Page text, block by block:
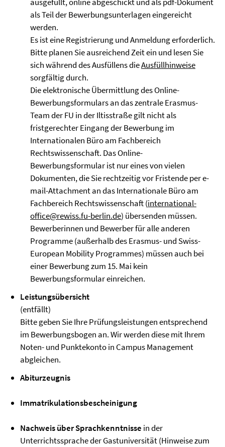
ausgefüllt, online abgeschickt und als pdf-Dokument
als Teil der Bewerbungsunterlagen eingereicht
werden.
Es ist eine Registrierung und Anmeldung erforderlich.
Bitte planen Sie ausreichend Zeit ein und lesen Sie
sich während des Ausfüllens dieAusfüllhinweise
sorgfältig durch.
Die elektronische Übermittlung des Online-
Bewerbungsformulars an das zentrale Erasmus-
Team der FU in der Iltisstraße gilt nicht als
fristgerechter Eingang der Bewerbung im
Internationalen Büro am Fachbereich
Rechtswissenschaft. Das Online-
Bewerbungsformular ist nur eines von vielen
Dokumenten, die Sie rechtzeitig vor Fristende per e-
mail-Attachment an das Internationale Büro am
Fachbereich Rechtswissenschaft (international-
office@rewiss.fu-berlin.de) übersenden müssen.
Bewerberinnen und Bewerber für alle anderen
Programme (außerhalb des Erasmus- und Swiss-
European Mobility Programmes) müssen auch bei
einer Bewerbung zum 15. Mai kein
Bewerbungsformular einreichen.
Leistungsübersicht
(entfällt)
Bitte geben Sie Ihre Prüfungsleistungen entsprechend
im Bewerbungsbogen an. Wir werden diese mit Ihrem
Noten- und Punktekonto in Campus Management
abgleichen.
Abiturzeugnis
Immatrikulationsbescheinigung
Nachweis über Sprachkenntnisse in der
Unterrichtssprache der Gastuniversität (Hinweise zum